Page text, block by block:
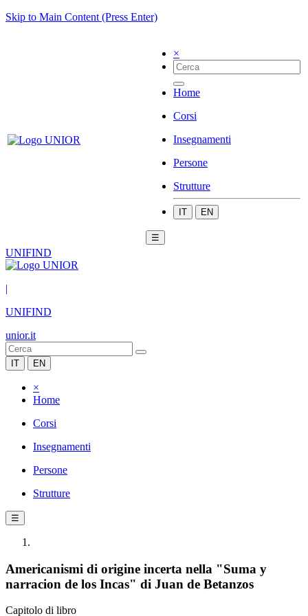
Skip to Main Content (Press Enter)
×
Home
Corsi
Insegnamenti
Persone
Strutture
IT EN
☰
UNIFIND
|
UNIFIND
unior.it
IT EN
×
Home
Corsi
Insegnamenti
Persone
Strutture
☰
Americanismi di origine incerta nella "Suma y
narracion de los Incas" di Juan de Betanzos
Capitolo di libro